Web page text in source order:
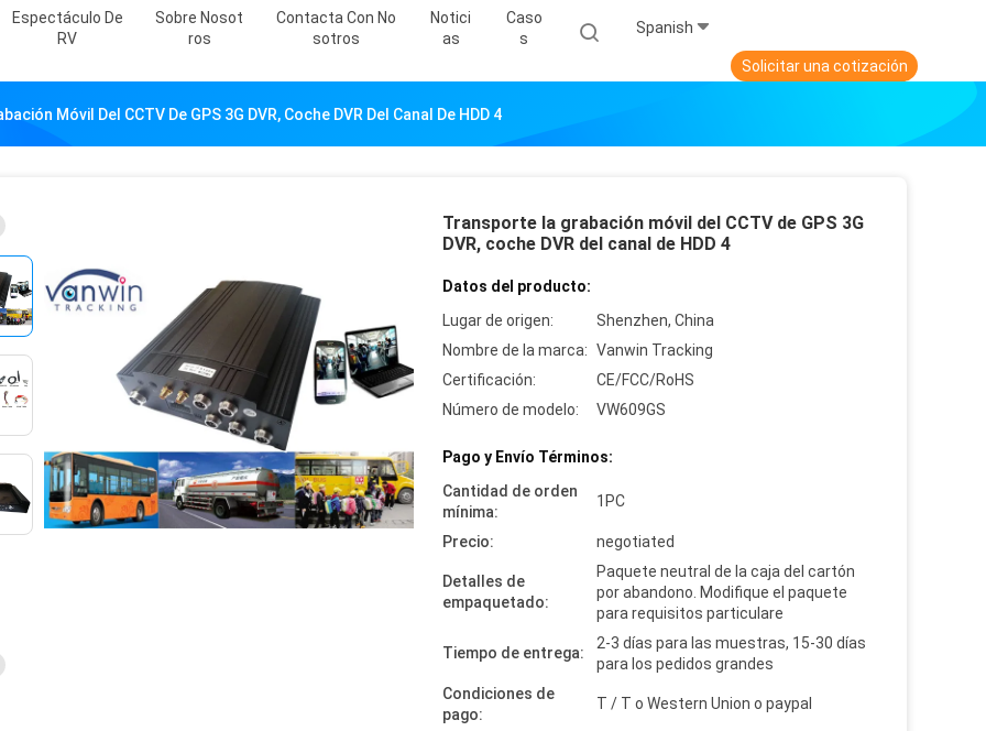
Espectáculo De
RV
Sobre Nosot
Ros
Contacta Con No
Sotros
Notici
As
Caso
S
Spanish
Solicitar una cotización
Móvil Del CCTV De GPS 3G DVR, Coche DVR Del Canal De HDD 4
Transporte la grabación móvil del CCTV de GPS 3G
DVR, coche DVR del canal de HDD 4
Datos del producto:
Lugar de origen:
Shenzhen, China
Nombre de la marca: Vanwin Tracking
Certificación:
CE/FCC/RoHS
Número de modelo:
VW609GS
Pago y Envío Términos:
Cantidad de orden
mínima:
1PC
Precio: negotiated
Detalles de
empaquetado:
Paquete neutral de la caja del cartón
por abandono. Modifique el paquete
para requisitos particulare
Tiempo de entrega:
2-3 días para las muestras, 15-30 días
para los pedidos grandes
Condiciones de
pago:
T / T o Western Union o paypal